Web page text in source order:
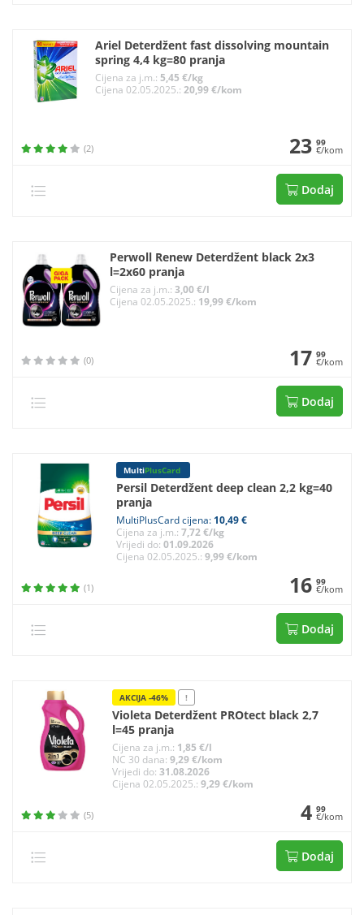
Ariel Deterdžent fast dissolving mountain
spring 4,4 kg=80 pranja
Cijena za j.m.: 5,45 €/kg
Cijena 02.05.2025.: 20,99 €/kom
(2) 23 99
€/kom
Dodaj
Perwoll Renew Deterdžent black 2x3
l=2x60 pranja
Cijena za j.m.: 3,00 €/l
Cijena 02.05.2025.: 19,99 €/kom
(0) 17 99
€/kom
Dodaj
MultiPlusCard
Persil Deterdžent deep clean 2,2 kg=40
pranja
MultiPlusCard cijena: 10,49 €
Cijena za j.m.: 7,72 €/kg
Vrijedi do: 01.09.2026
Cijena 02.05.2025.: 9,99 €/kom
(1) 16 99
€/kom
Dodaj
AKCIJA -46% !
Violeta Deterdžent PROtect black 2,7
l=45 pranja
Cijena za j.m.: 1,85 €/l
NC 30 dana:9,29 €/kom
Vrijedi do:31.08.2026
Cijena 02.05.2025.:9,29 €/kom
(5) 4 99
€/kom
Dodaj